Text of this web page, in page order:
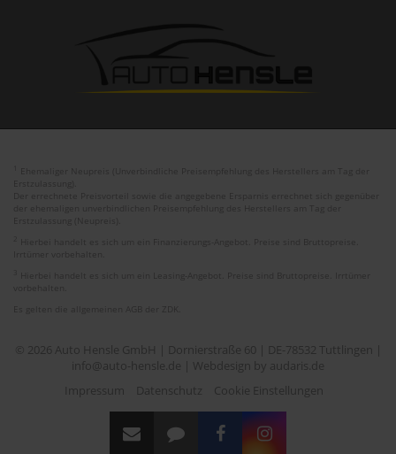
Ehemaliger Neupreis (Unverbindliche Preisempfehlung des Herstellers am Tag der
Erstzulassung (Neupreis).
Es gelten die allgemeinen AGB der ZDK.
© 2026 Auto Hensle GmbH | Dornierstraße 60 | DE-78532 Tuttlingen |
info@auto-hensle.de | Webdesign by audaris.de
Impressum
Datenschutz Cookie Einstellungen